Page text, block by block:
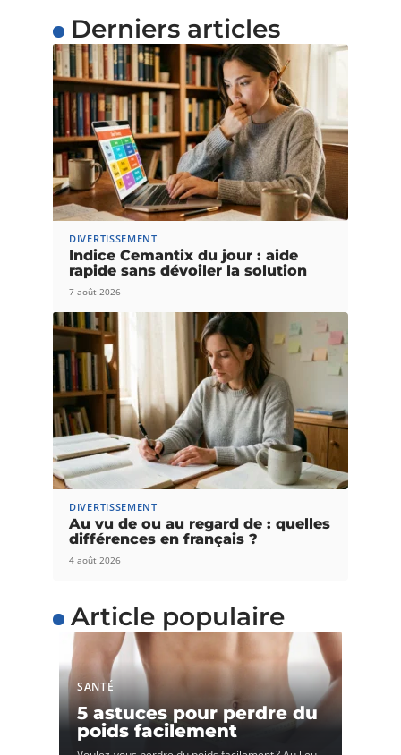
Derniers articles
DIVERTISSEMENT
Indice Cemantix du jour : aide
rapide sans dévoiler la solution
7 août 2026
DIVERTISSEMENT
Au vu de ou au regard de : quelles
différences en français ?
4 août 2026
Article populaire
SANTÉ
5 astuces pour perdre du
poids facilement